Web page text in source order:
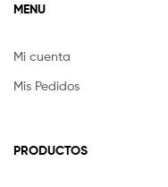
MENU
Mi cuenta
Mis Pedidos
PRODUCTOS